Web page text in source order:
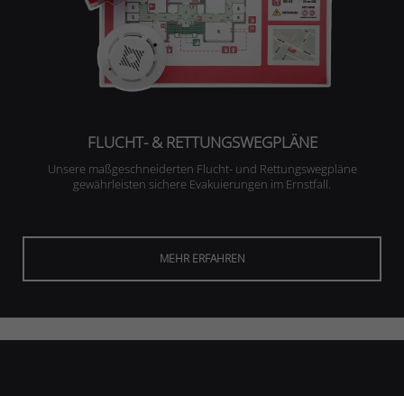
FLUCHT- & RETTUNGSWEGPLÄNE
Unsere maßgeschneiderten Flucht- und Rettungswegpläne
gewährleisten sichere Evakuierungen im Ernstfall.
MEHR ERFAHREN